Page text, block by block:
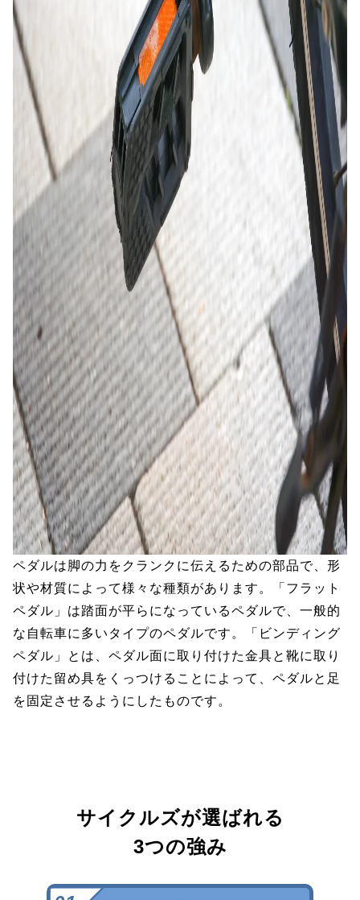
ペダルは脚の力をクランクに伝えるための部品で、形
状や材質によって様々な種類があります。「フラット
ペダル」は踏面が平らになっているペダルで、一般的
な自転車に多いタイプのペダルです。「ビンディング
ペダル」とは、ペダル面に取り付けた金具と靴に取り
付けた留め具をくっつけることによって、ペダルと足
を固定させるようにしたものです。
サイクルズが選ばれる
3つの強み